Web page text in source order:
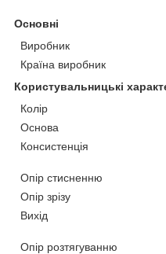
Основні
Виробник
Країна виробник
Користувальницькі
Колір
Основа
Консистенція
Опір стисненню
Опір зрізу
Вихід
Опір розтягуванню